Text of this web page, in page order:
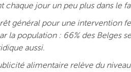
jour un peu plus dans le
général pour une
population : 66% des Belges
aussi.
alimentaire relève du